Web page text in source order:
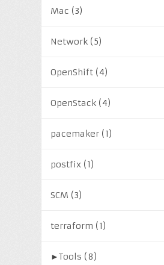
Mac (3)
Network (5)
OpenShift (4)
OpenStack (4)
pacemaker (1)
postfix (1)
SCM (3)
terraform (1)
►Tools (8)